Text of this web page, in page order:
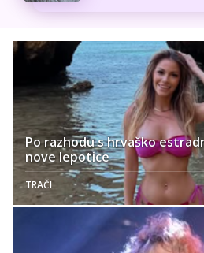
Po razhodu s hrvaško
nove lepotice
TRAČI